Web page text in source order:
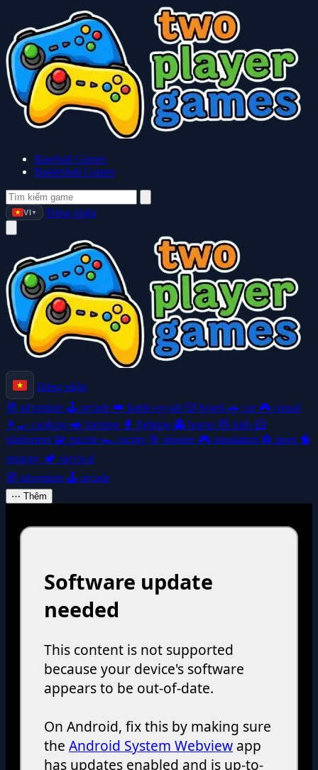
Baseball Games
Basketball Games
VI ▼ Đăng nhập
Đăng nhập
🧭 adventure 🕹️ arcade 👑 battle-royale 🎲 board 🚗 car 🎮 casual
👩‍🍳 cooking 🚜 farming 🥊 fighting 👻 horror🧸 kids 🦸
platformer 🧩 puzzle 🏎️ racing 🎯 shooter 🎮 simulation ⚽ sport 🧠
strategy 🏕️ survival
🧭 adventure 🕹️ arcade
⋯ Thêm